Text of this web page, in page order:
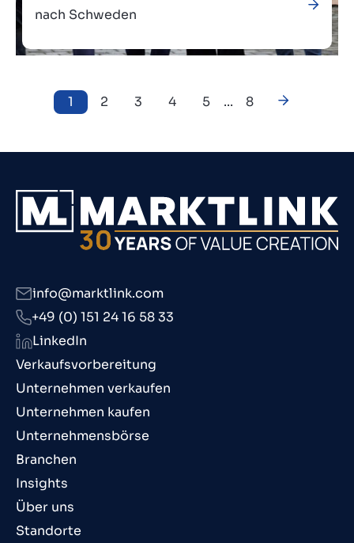
nach Schweden
1 2 3 4 5 ... 8
Verkaufsvorbereitung
Unternehmen verkaufen
Unternehmen kaufen
Unternehmensbörse
Branchen
Insights
Über uns
Standorte
info@marktlink.com
+49 (0) 151 24 16 58 33
LinkedIn